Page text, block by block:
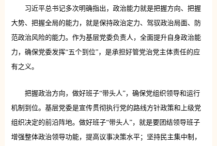
习近平总书记多次明确指出，政治能力就是把握方向、把握
大势、把握全局的能力，就是保持政治定力、驾驭政治局面、防
范政治风险的能力。作为基层党委负责人，全面提升自身政治能
力，确保党委发挥“五个到位”，是承担好管党治党主体责任的应
有之义。
把握政治方向，做好班子“带头人”，确保党组织领导和运行
机制到位。基层党委是宣传贯彻执行党的路线方针政策和上级党
组织决定的前沿阵地。做好班子“带头人”，就是要团结领导班子
增强整体政治领导功能，提高议事决策水平；坚持民主集中制，